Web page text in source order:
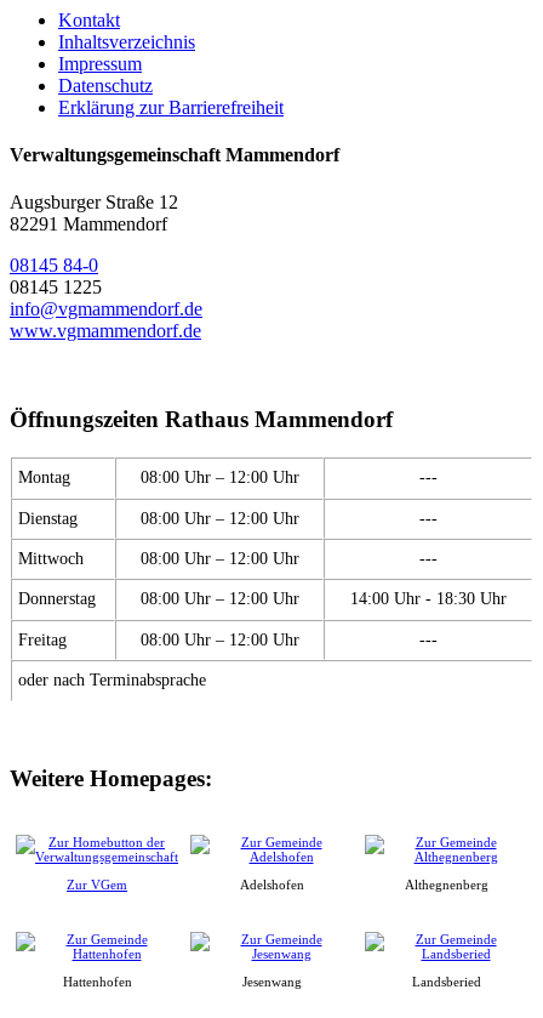
Kontakt
Inhaltsverzeichnis
Impressum
Datenschutz
Erklärung zur Barrierefreiheit
Verwaltungsgemeinschaft Mammendorf
Augsburger Straße 12
82291 Mammendorf
08145 84-0
08145 1225
info@vgmammendorf.de
www.vgmammendorf.de
Öffnungszeiten Rathaus Mammendorf
Montag 08:00 Uhr – 12:00 Uhr ---
Dienstag 08:00 Uhr – 12:00 Uhr ---
Mittwoch 08:00 Uhr – 12:00 Uhr ---
Donnerstag 08:00 Uhr – 12:00 Uhr 14:00 Uhr - 18:30 Uhr
Freitag 08:00 Uhr – 12:00 Uhr ---
oder nach Terminabsprache
Weitere Homepages:
Zur VGem Adelshofen Althegnenberg
Hattenhofen Jesenwang Landsberied